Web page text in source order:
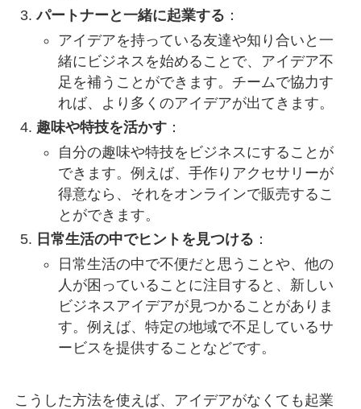
パートナーと一緒に起業する ：
アイデアを持っている友達や知り合いと一
緒にビジネスを始めることで、アイデア不
足を補うことができます。チームで協力す
れば、より多くのアイデアが出てきます。
趣味や特技を活かす：
自分の趣味や特技をビジネスにすることが
できます。例えば、手作りアクセサリーが
得意なら、それをオンラインで販売するこ
とができます。
日常生活の中でヒントを見つける ：
日常生活の中で不便だと思うことや、他の
人が困っていることに注目すると、新しい
ビジネスアイデアが見つかることがありま
す。例えば、特定の地域で不足しているサ
ービスを提供することなどです。
こうした方法を使えば、アイデアがなくても起業